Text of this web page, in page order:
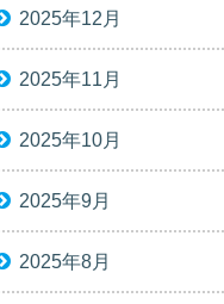
2025年12月
2025年11月
2025年10月
2025年9月
2025年8月